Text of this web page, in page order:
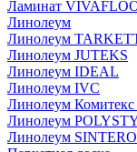
Ламинат
Линолеум
Линолеум
Линолеум JUTEKS
Линолеум IDEAL
Линолеум IVC
Линолеум
Линолеум
Линолеум